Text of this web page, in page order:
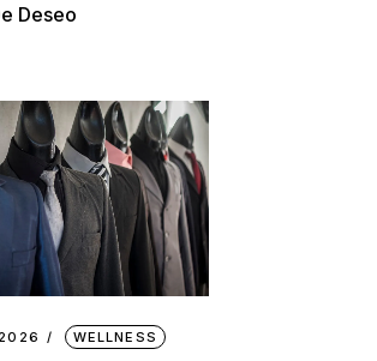
Deseo
WELLNESS